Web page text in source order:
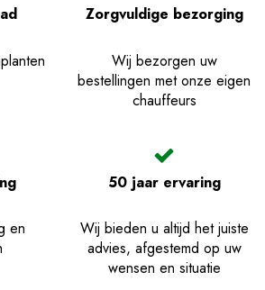
Zorgvuldige bezorging
Wij bezorgen uw
bestellingen met onze eigen
chauffeurs
en
50 jaar ervaring
Wij bieden u altijd het juiste
advies, afgestemd op uw
wensen en situatie